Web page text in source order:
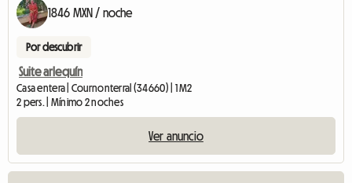
1846 MXN / noche
Por descubrir
Suite arlequín
Casa entera | Cournonterral (34660) | 1 M2
2 pers. | Mínimo 2 noches
Ver anuncio